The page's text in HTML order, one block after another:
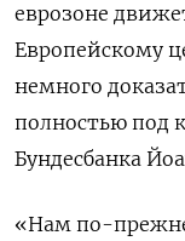
еврозоне
Европейскому
немного
полностью под
Бундесбанка
«Нам по-